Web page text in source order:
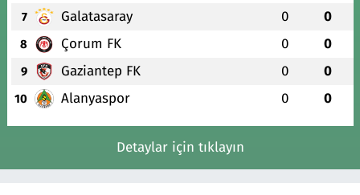
7 Galatasaray 0 0
8 Çorum FK 0 0
9 Gaziantep FK 0 0
10 Alanyaspor 0 0
Detaylar için tıklayın